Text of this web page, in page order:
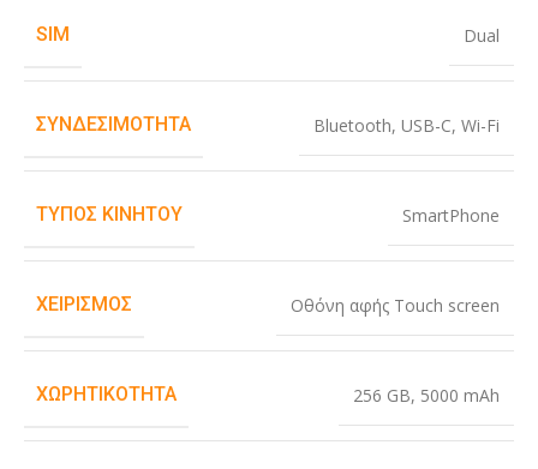
SIM Dual
ΣΥΝΔΕΣΙΜΌΤΗΤΑ Bluetooth, USB-C, Wi-Fi
ΤΎΠΟΣ ΚΙΝΗΤΟΎ SmartPhone
ΧΕΙΡΙΣΜΌΣ Οθόνη αφής Touch screen
ΧΩΡΗΤΙΚΌΤΗΤΑ 256 GB, 5000 mAh